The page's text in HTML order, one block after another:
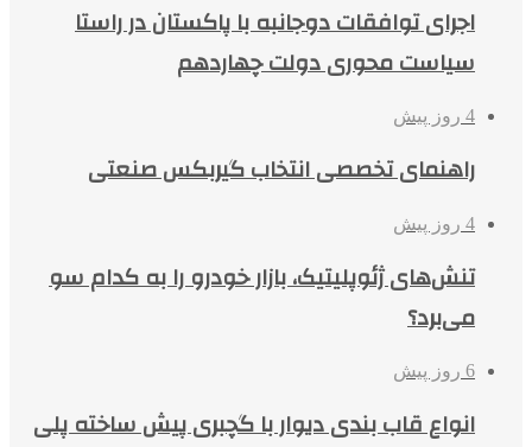
اجرای توافقات دوجانبه با پاکستان در راستا
سیاست محوری دولت چهاردهم
4 روز پیش
راهنمای تخصصی انتخاب گیربکس صنعتی
4 روز پیش
تنش‌های ژئوپلیتیک، بازار خودرو را به کدام سو
می‌برد؟
6 روز پیش
انواع قاب بندی دیوار با گچبری پیش ساخته پلی